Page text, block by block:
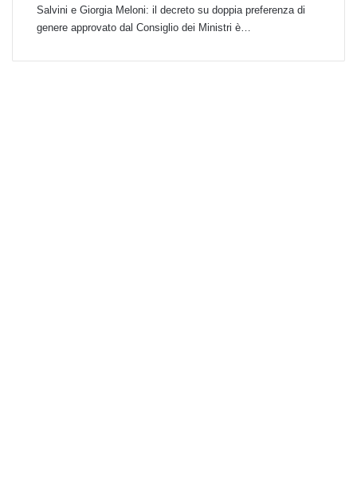
Salvini e Giorgia Meloni: il decreto su doppia preferenza di
genere approvato dal Consiglio dei Ministri è…